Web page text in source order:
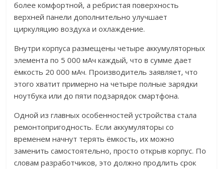
более комфортной, а ребристая поверхность
верхней панели дополнительно улучшает
циркуляцию воздуха и охлаждение.
Внутри корпуса размещены четыре аккумуляторных
элемента по 5 000 мАч каждый, что в сумме дает
ёмкость 20 000 мАч. Производитель заявляет, что
этого хватит примерно на четыре полные зарядки
ноутбука или до пяти подзарядок смартфона.
Одной из главных особенностей устройства стала
ремонтопригодность. Если аккумуляторы со
временем начнут терять ёмкость, их можно
заменить самостоятельно, просто открыв корпус. По
словам разработчиков, это должно продлить срок